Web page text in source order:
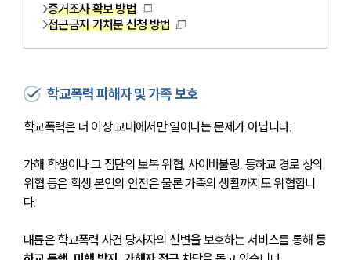
증거조사 확보 방법
접근금지 가처분 신청 방법
학교폭력 피해자 및 가족 보호
학교폭력은 더 이상 교내에서만 일어나는 문제가 아닙니다.
가해 학생이나 그 집단의 보복 위협, 사이버불링, 등하교 경로 상의
위협 등은 학생 본인의 안전은 물론 가족의 생활까지도 위협합니
다.
대륜은 학교폭력 사건 당사자의 신변을 보호하는 서비스를 통해 등